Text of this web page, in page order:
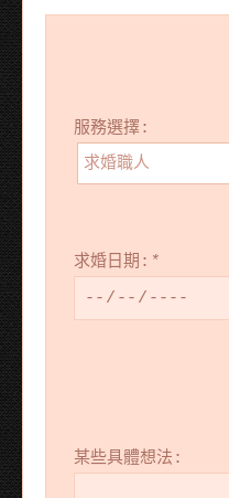
服務選擇:
求婚日期: *
某些具體想法: